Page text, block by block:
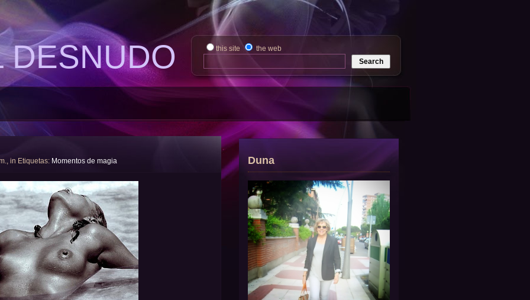
DESNUDO this site the web
in Etiquetas: Momentos de magia Duna